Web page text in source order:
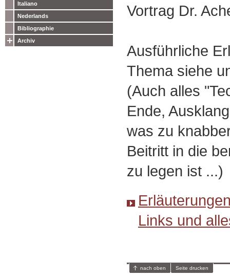
Italiano
Nederlands
Bibliographie
Archiv
Vortrag Dr.
Ausführliche
Thema siehe
(Auch alles
Ende,
was zu
Beitritt in die
zu legen ist ...)
Links und
nach oben Seite drucken